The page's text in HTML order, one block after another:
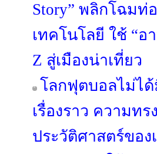
Story” พลิกโฉมท่
เทคโนโลยี ใช้ “อ
Z สู่เมืองน่าเที่ยว
โลกฟุตบอลไม่ไ
เรื่องราว ความท
ประวัติศาสตร์ของ